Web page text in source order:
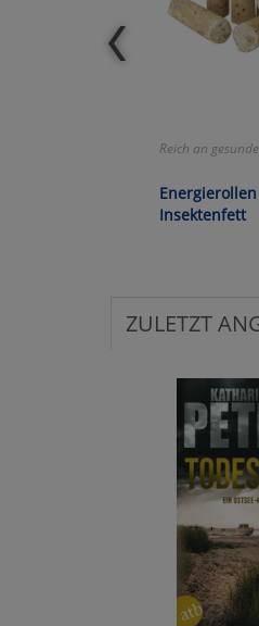
Reich an
Insektenfett
ZULETZT